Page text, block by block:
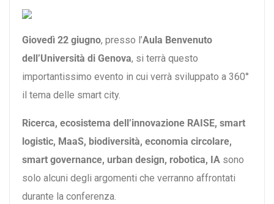
Giovedì 22 giugno, presso l’Aula Benvenuto
dell’Università di Genova, si terrà questo
importantissimo evento in cui verrà sviluppato a 360°
il tema delle smart city.
Ricerca, ecosistema dell’innovazione RAISE, smart
logistic, MaaS, biodiversità, economia circolare,
smart governance, urban design, robotica, IA sono
solo alcuni degli argomenti che verranno affrontati
durante la conferenza.